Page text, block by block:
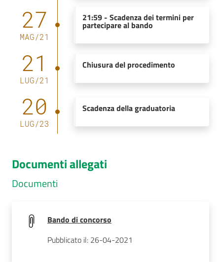
27
MAG/21
21:59- Scadenza dei termini per
partecipare al bando
21
LUG/21
Chiusura del procedimento
20
LUG/23
Scadenza della graduatoria
Documenti allegati
Documenti
Bando di concorso
Pubblicato il: 26-04-2021